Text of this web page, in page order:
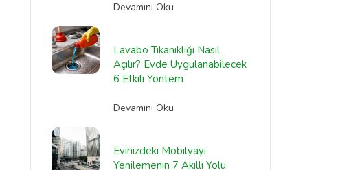
Devamını Oku
Lavabo Tıkanıklığı Nasıl
Açılır? Evde Uygulanabilecek
6 Etkili Yöntem
Devamını Oku
Evinizdeki Mobilyayı
Yenilemenin 7 Akıllı Yolu